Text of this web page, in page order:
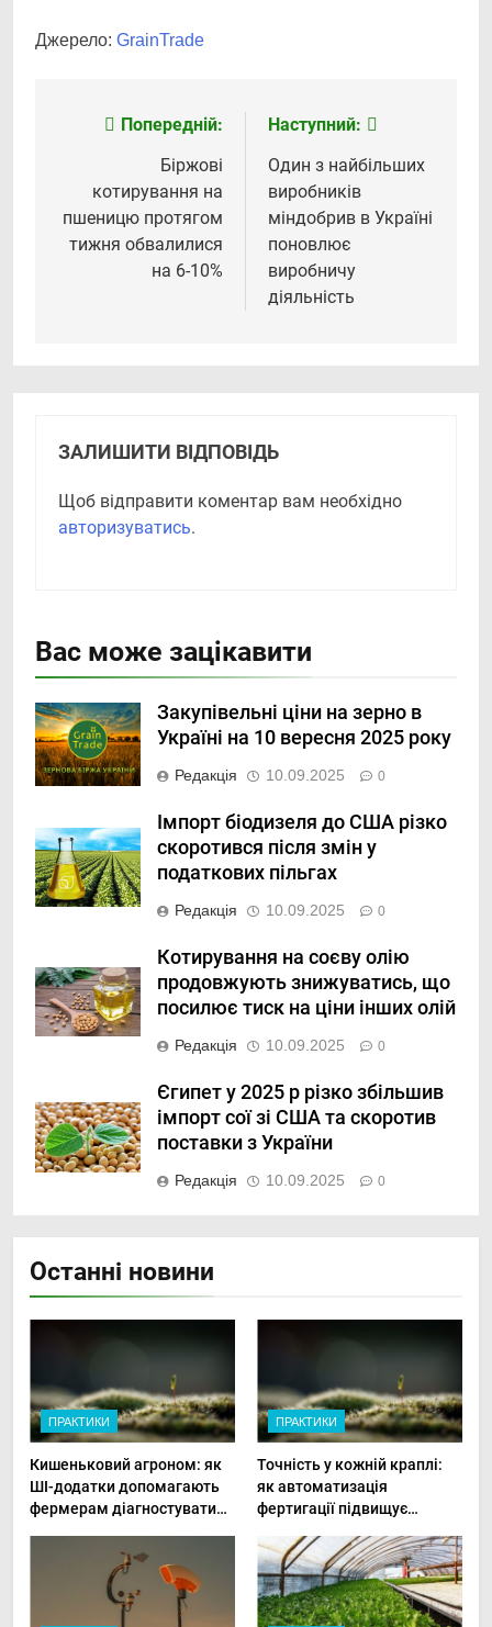
Джерело: GrainTrade
НавігаціяПопередній:
Біржові
котирування на
пшеницю протягом
тижня обвалилися
на 6-10%
Наступний:
Один з найбільших
виробників
міндобрив в Україні
поновлює
виробничу
діяльність
ЗАЛИШИТИ ВІДПОВІДЬ
Щоб відправити коментар вам необхідно
авторизуватись.
Вас може зацікавити
Закупівельні ціни на зерно в
Україні на 10 вересня 2025 року
Редакція 10.09.2025 0
Імпорт біодизеля до США різко
скоротився після змін у
податкових пільгах
Редакція 10.09.2025 0
Котирування на соєву олію
продовжують знижуватись, що
посилює тиск на ціни інших олій
Редакція 10.09.2025 0
Єгипет у 2025 р різко збільшив
імпорт сої зі США та скоротив
поставки з України
Редакція 10.09.2025 0
Останні новини
ПРАКТИКИ
Кишеньковий агроном: як
ШІ-додатки допомагають
фермерам діагностувати
ПРАКТИКИ
Точність у кожній краплі:
як автоматизація
фертигації підвищує